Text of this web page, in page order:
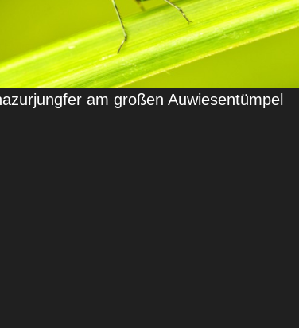
am großen Auwiesentümpel